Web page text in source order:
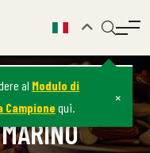
al Modulo di
Campione qui.
×